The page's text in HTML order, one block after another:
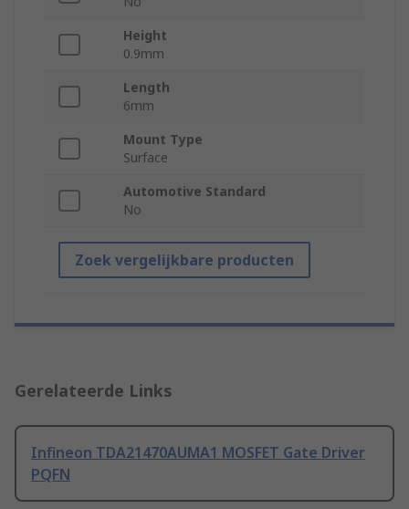
Height
0.9mm
Length
6mm
Mount Type
Surface
Automotive Standard
No
Zoek vergelijkbare producten
Gerelateerde Links
Infineon TDA21470AUMA1 MOSFET Gate Driver
PQFN